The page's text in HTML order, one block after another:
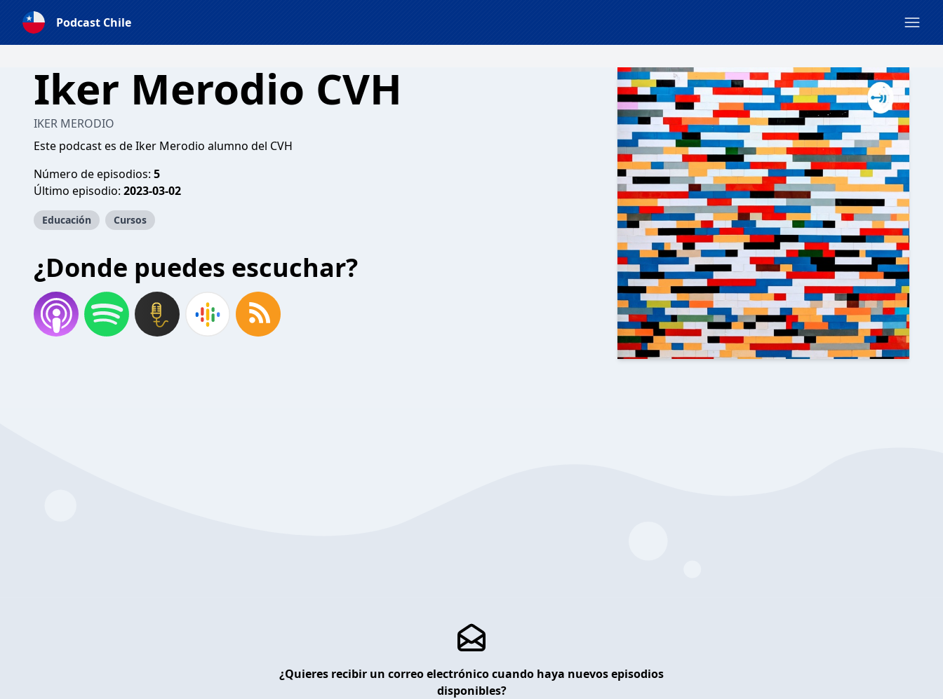
Podcast Chile
Iker Merodio CVH
IKER MERODIO
Este podcast es de Iker Merodio alumno del CVH
Número de episodios: 5
Último episodio: 2023-03-02
Educación Cursos
¿Donde puedes escuchar?
¿Quieres recibir un correo electrónico cuando haya nuevos episodios
disponibles?